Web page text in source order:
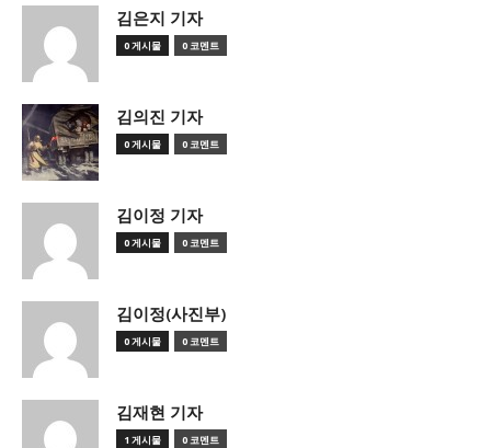
김은지 기자
0 게시물 0 코멘트
김의진 기자
0 게시물 0 코멘트
김이정 기자
0 게시물 0 코멘트
김이정(사진부)
0 게시물 0 코멘트
김재현 기자
1 게시물 0 코멘트